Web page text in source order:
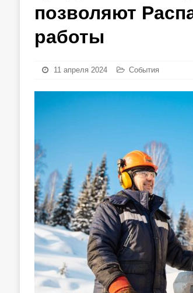
позволяют
работы
11 апреля 2024 События